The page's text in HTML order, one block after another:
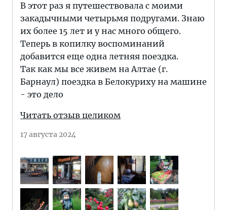
В этот раз я путешествовала с моими
закадычными четырьмя подругами. Знаю
их более 15 лет и у нас много общего.
Теперь в копилку воспоминаний
добавится еще одна летняя поездка.
Так как мы все живем на Алтае (г.
Барнаул) поездка в Белокуриху на машине
- это дело
Читать отзыв целиком
17 августа 2024